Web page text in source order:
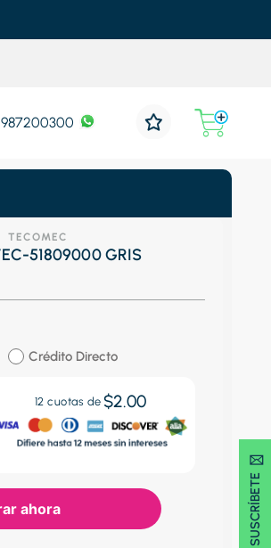
SUSCRÍBETE 🖂
TECOMEC
51809000 GRIS
Crédito Directo
12 cuotas de $2.00
ahora